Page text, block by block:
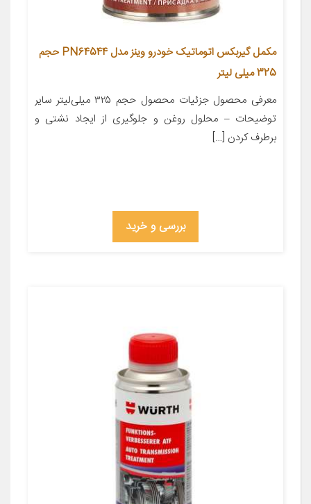
مکمل گیربکس اتوماتیک خودرو وینز مدل PN64544 حجم
325 میلی لیتر
معرفی محصول جزئیات محصول حجم ۳۲۵ میلی‌لیتر سایر
توضیحات – محلول روغن و جلوگیری از ایجاد نشتی و
برطرف کردن […]
بررسی و خرید